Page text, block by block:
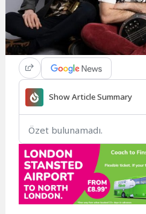
Show Article Summary
Özet bulunamadı.